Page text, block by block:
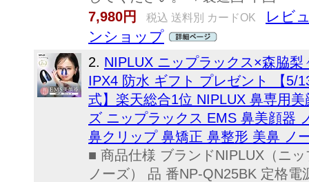
7,980円
税込 送料別 カードOK
レビ
ンショップ
2. NIPLUX ニップラックス×森脇
IPX4 防水 ギフト プレゼント 【5/
式】楽天総合1位 NIPLUX 鼻専用
ズ ニップラックス EMS 鼻美顔器
鼻クリップ 鼻矯正 鼻整形 美鼻 ノ
■ 商品仕様 ブランドNIPLUX（ニ
ノーズ） 品 番NP-QN25BK 定格